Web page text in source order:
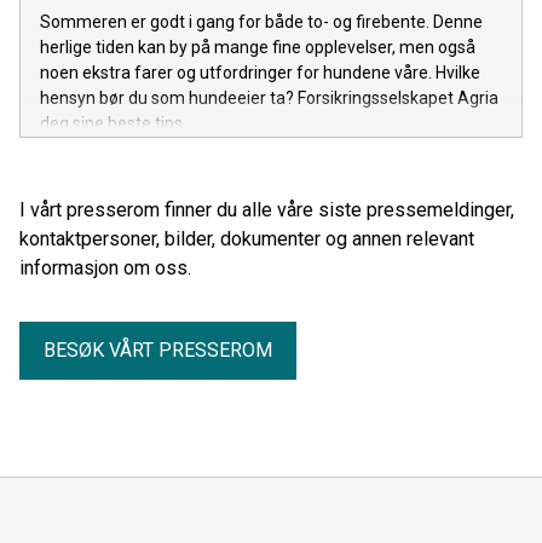
Sommeren er godt i gang for både to- og firebente. Denne
herlige tiden kan by på mange fine opplevelser, men også
noen ekstra farer og utfordringer for hundene våre. Hvilke
hensyn bør du som hundeeier ta? Forsikringsselskapet Agria
deg sine beste tips.
I vårt presserom finner du alle våre siste pressemeldinger,
kontaktpersoner, bilder, dokumenter og annen relevant
informasjon om oss.
BESØK VÅRT PRESSEROM